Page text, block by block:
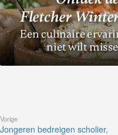
Vorige
Jongeren bedreigen scholier,